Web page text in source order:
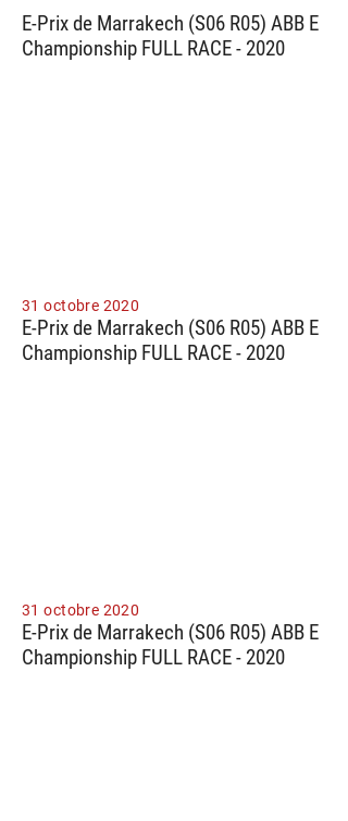
E-Prix de Marrakech (S06 R05) ABB E
Championship FULL RACE - 2020
31 octobre 2020
E-Prix de Marrakech (S06 R05) ABB E
Championship FULL RACE - 2020
31 octobre 2020
E-Prix de Marrakech (S06 R05) ABB E
Championship FULL RACE - 2020